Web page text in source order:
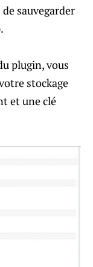
sauvegarder
plugin, vous
stockage
et une clé